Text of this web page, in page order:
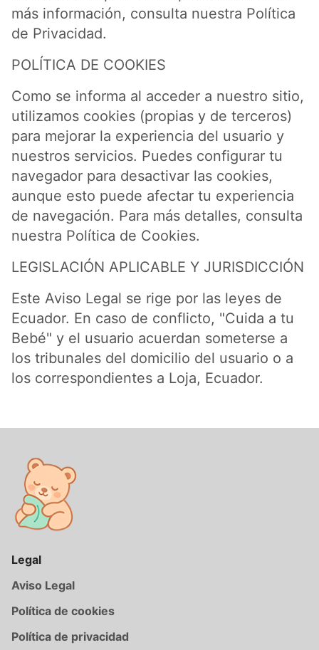
más información, consulta nuestra Política
de Privacidad.
POLÍTICA DE COOKIES
Como se informa al acceder a nuestro sitio,
utilizamos cookies (propias y de terceros)
para mejorar la experiencia del usuario y
nuestros servicios. Puedes configurar tu
navegador para desactivar las cookies,
aunque esto puede afectar tu experiencia
de navegación. Para más detalles, consulta
nuestra Política de Cookies.
LEGISLACIÓN APLICABLE Y JURISDICCIÓN
Este Aviso Legal se rige por las leyes de
Ecuador. En caso de conflicto, "Cuida a tu
Bebé" y el usuario acuerdan someterse a
los tribunales del domicilio del usuario o a
los correspondientes a Loja, Ecuador.
Legal
Aviso Legal
Política de cookies
Política de privacidad